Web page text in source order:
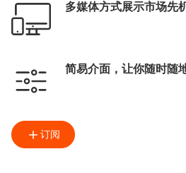
多媒体方式展示市场先
简易介面，让你随时随
订阅